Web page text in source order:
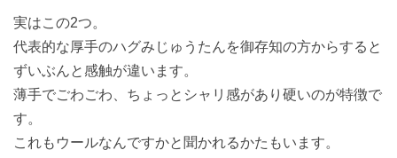
実はこの2つ。
代表的な厚手のハグみじゅうたんを御存知の方からすると
ずいぶんと感触が違います。
薄手でごわごわ、ちょっとシャリ感があり硬いのが特徴で
す。
これもウールなんですかと聞かれるかたもいます。